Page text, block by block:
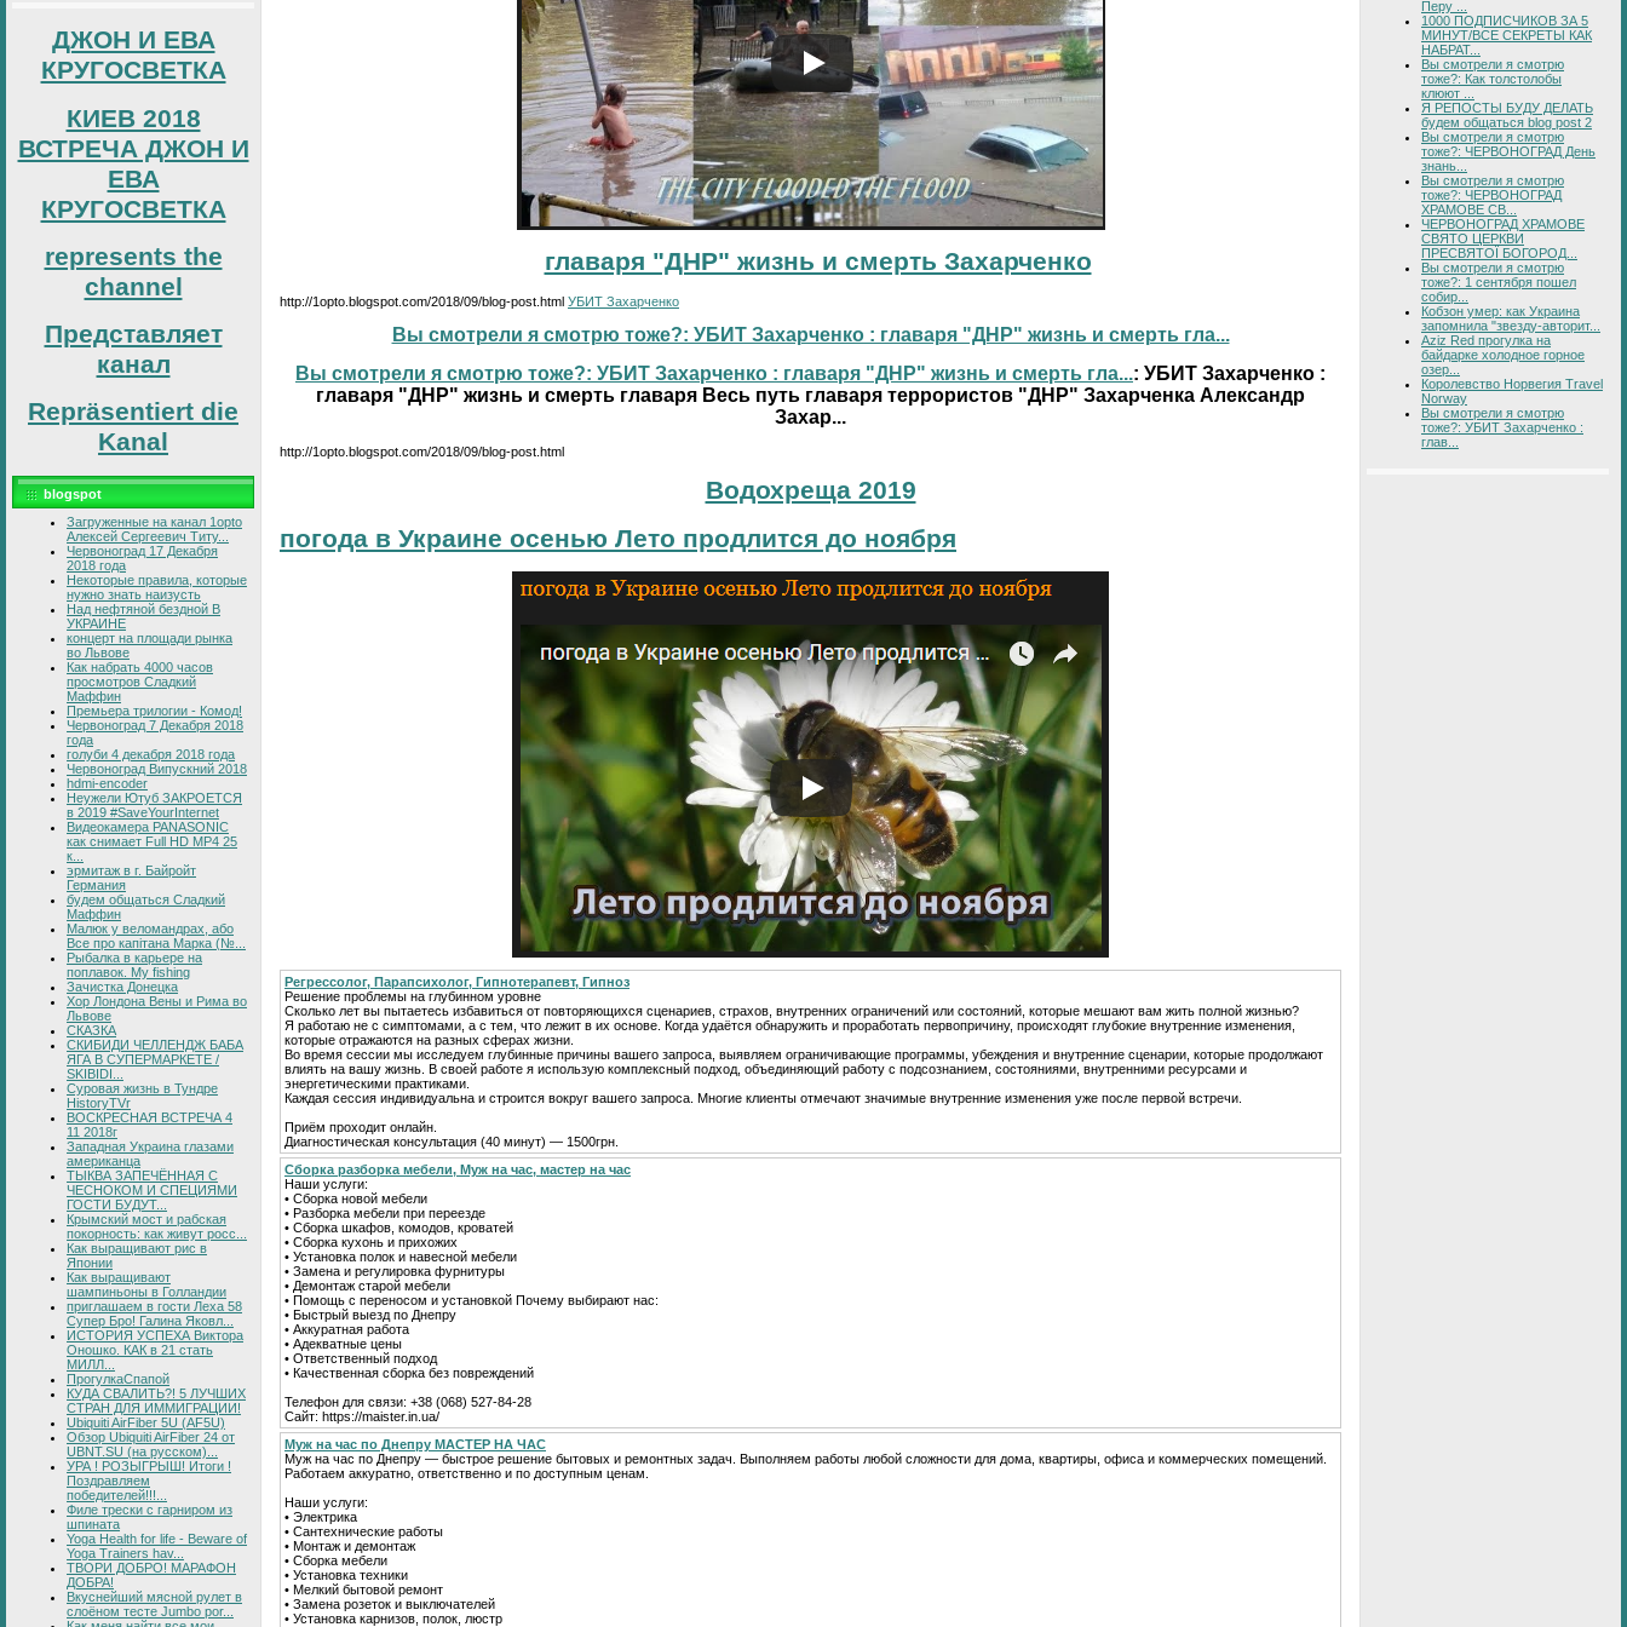
ДЖОН И ЕВА
КРУГОСВЕТКА
КИЕВ 2018
ВСТРЕЧА ДЖОН И
ЕВА
КРУГОСВЕТКА
represents the
channel
Представляет
канал
Repräsentiert die
Kanal
blogspot
Загруженные на канал 1opto
Алексей Сергеевич Титу...
Червоноград 17 Декабря
2018 года
Некоторые правила, которые
нужно знать наизусть
Над нефтяной бездной В
УКРАИНЕ
концерт на площади рынка
во Львове
Как набрать 4000 часов
просмотров Сладкий
Маффин
Премьера трилогии - Комод!
Червоноград 7 Декабря 2018
года
голуби 4 декабря 2018 года
Червоноград Випускний 2018
hdmi-encoder
Неужели Ютуб ЗАКРОЕТСЯ
в 2019 #SaveYourInternet
Видеокамера PANASONIC
как снимает Full HD MP4 25
к...
эрмитаж в г. Байройт
Германия
будем общаться Сладкий
Маффин
Малюк у веломандрах, або
Все про капітана Марка (№...
Рыбалка в карьере на
поплавок. My fishing
Зачистка Донецка
Хор Лондона Вены и Рима во
Львове
СКАЗКА
СКИБИДИ ЧЕЛЛЕНДЖ БАБА
ЯГА В СУПЕРМАРКЕТЕ /
SKIBIDI...
Суровая жизнь в Тундре
HistoryTVr
ВОСКРЕСНАЯ ВСТРЕЧА 4
11 2018г
Западная Украина глазами
американца
ТЫКВА ЗАПЕЧЁННАЯ С
ЧЕСНОКОМ И СПЕЦИЯМИ
ГОСТИ БУДУТ...
Крымский мост и рабская
покорность: как живут росс...
Как выращивают рис в
Японии
Как выращивают
шампиньоны в Голландии
приглашаем в гости Леха 58
Супер Бро! Галина Яковл...
ИСТОРИЯ УСПЕХА Виктора
Оношко. КАК в 21 стать
МИЛЛ...
ПрогулкаСпапой
КУДА СВАЛИТЬ?! 5 ЛУЧШИХ
СТРАН ДЛЯ ИММИГРАЦИИ!
Ubiquiti AirFiber 5U (AF5U)
Обзор Ubiquiti AirFiber 24 от
UBNT.SU (на русском)...
УРА ! РОЗЫГРЫШ! Итоги !
Поздравляем
победителей!!!...
Филе трески с гарниром из
шпината
Yoga Health for life - Beware of
Yoga Trainers hav...
ТВОРИ ДОБРО! МАРАФОН
ДОБРА!
Вкуснейший мясной рулет в
слоёном тесте Jumbo por...
главаря "ДНР" жизнь и смерть Захарченко
http://1opto.blogspot.com/2018/09/blog-post.html УБИТ Захарченко
Вы смотрели я смотрю тоже?: УБИТ Захарченко : главаря "ДНР" жизнь и смерть гла...
Вы смотрели я смотрю тоже?: УБИТ Захарченко : главаря "ДНР" жизнь и смерть гла...: УБИТ Захарченко :
главаря "ДНР" жизнь и смерть главаря Весь путь главаря террористов "ДНР" Захарченка Александр
Захар...
http://1opto.blogspot.com/2018/09/blog-post.html
Водохреща 2019
погода в Украине осенью Лето продлится до ноября
Регрессолог, Парапсихолог, Гипнотерапевт, Гипноз
Решение проблемы на глубинном уровне
Сколько лет вы пытаетесь избавиться от повторяющихся сценариев, страхов, внутренних ограничений или состояний, которые мешают вам жить полной жизнью?
Я работаю не с симптомами, а с тем, что лежит в их основе. Когда удаётся обнаружить и проработать первопричину, происходят глубокие внутренние изменения,
которые отражаются на разных сферах жизни.
Во время сессии мы исследуем глубинные причины вашего запроса, выявляем ограничивающие программы, убеждения и внутренние сценарии, которые продолжают
влиять на вашу жизнь. В своей работе я использую комплексный подход, объединяющий работу с подсознанием, состояниями, внутренними ресурсами и
энергетическими практиками.
Каждая сессия индивидуальна и строится вокруг вашего запроса. Многие клиенты отмечают значимые внутренние изменения уже после первой встречи.
Приём проходит онлайн.
Диагностическая консультация (40 минут) — 1500грн.
Сборка разборка мебели, Муж на час, мастер на час
Наши услуги:
• Сборка новой мебели
• Разборка мебели при переезде
• Сборка шкафов, комодов, кроватей
• Сборка кухонь и прихожих
• Установка полок и навесной мебели
• Замена и регулировка фурнитуры
• Демонтаж старой мебели
• Помощь с переносом и установкой Почему выбирают нас:
• Быстрый выезд по Днепру
• Аккуратная работа
• Адекватные цены
• Ответственный подход
• Качественная сборка без повреждений
Телефон для связи: +38 (068) 527-84-28
Сайт: https://maister.in.ua/
Муж на час по Днепру МАСТЕР НА ЧАС
Муж на час по Днепру — быстрое решение бытовых и ремонтных задач. Выполняем работы любой сложности для дома, квартиры, офиса и коммерческих помещений.
Работаем аккуратно, ответственно и по доступным ценам.
Наши услуги:
• Электрика
• Сантехнические работы
• Монтаж и демонтаж
• Сборка мебели
• Установка техники
• Мелкий бытовой ремонт
• Замена розеток и выключателей
• Установка карнизов, полок, люстр
Перу ...
1000 ПОДПИСЧИКОВ ЗА 5
МИНУТ/ВСЕ СЕКРЕТЫ КАК
НАБРАТ...
Вы смотрели я смотрю
тоже?: Как толстолобы
клюют ...
Я РЕПОСТЫ БУДУ ДЕЛАТЬ
будем общаться blog post 2
Вы смотрели я смотрю
тоже?: ЧЕРВОНОГРАД День
знань...
Вы смотрели я смотрю
тоже?: ЧЕРВОНОГРАД
ХРАМОВЕ СВ...
ЧЕРВОНОГРАД ХРАМОВЕ
СВЯТО ЦЕРКВИ
ПРЕСВЯТОЇ БОГОРОД...
Вы смотрели я смотрю
тоже?: 1 сентября пошел
собир...
Кобзон умер: как Украина
запомнила "звезду-авторит...
Aziz Red прогулка на
байдарке холодное горное
озер...
Королевство Норвегия Travel
Norway
Вы смотрели я смотрю
тоже?: УБИТ Захарченко :
глав...